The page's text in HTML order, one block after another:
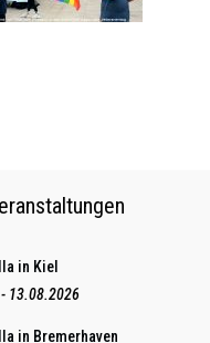
in Kiel
- 13.08.2026
in Bremerhaven